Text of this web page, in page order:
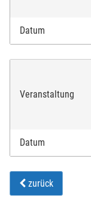
Datum
Veranstaltung
Datum
zurück